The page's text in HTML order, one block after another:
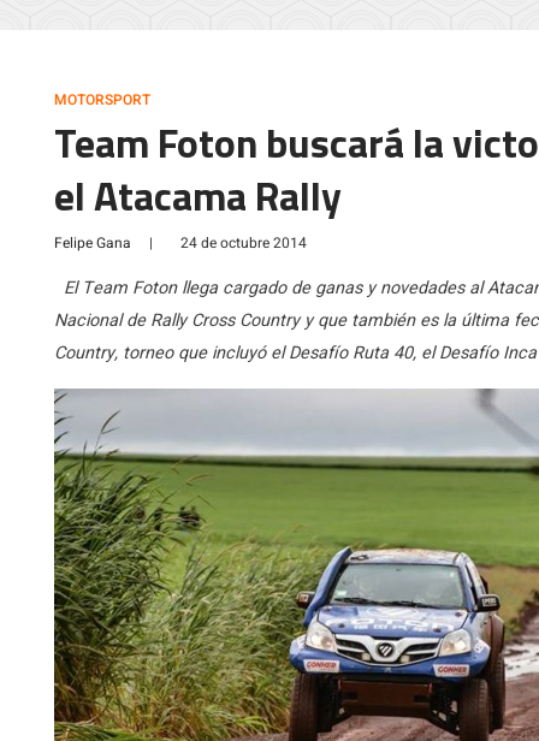
MOTORSPORT
Team Foton buscará la
el Atacama Rally
Felipe Gana | 24 de octubre 2014
El Team Foton llega cargado de ganas y novedades al
Nacional de Rally Cross Country y que también es la última
Country, torneo que incluyó el Desafío Ruta 40, el Desafío